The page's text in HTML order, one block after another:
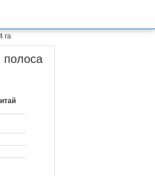
га
полоса